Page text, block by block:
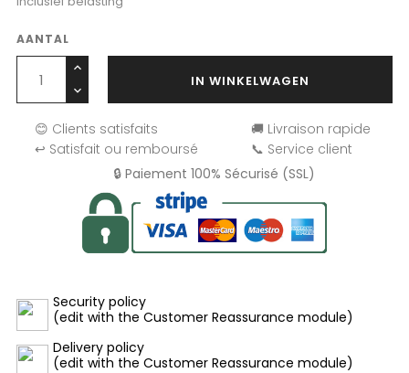
AANTAL
IN WINKELWAGEN
😊 Clients satisfaits
🚚 Livraison rapide
↩️ Satisfait ou remboursé
📞 Service client
🔒 Paiement 100% Sécurisé (SSL)
Security policy
(edit with the Customer Reassurance module)
Delivery policy
(edit with the Customer Reassurance module)